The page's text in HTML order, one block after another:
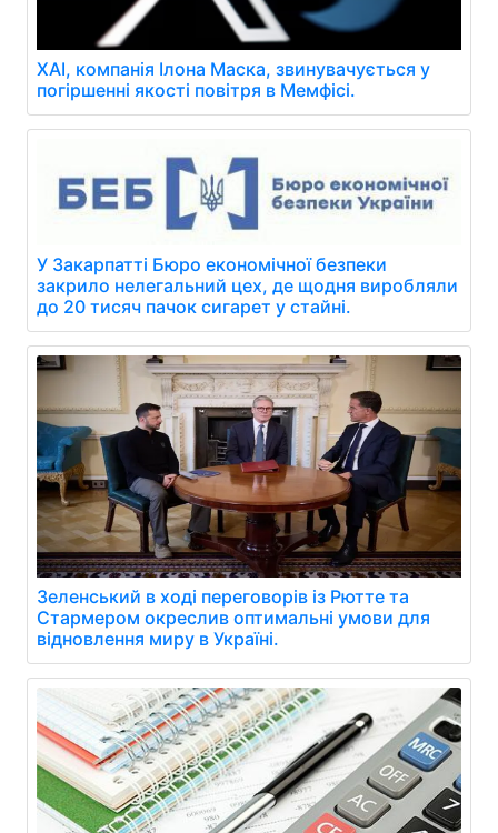
XAI, компанія Ілона Маска, звинувачується у
погіршенні якості повітря в Мемфісі.
У Закарпатті Бюро економічної безпеки
закрило нелегальний цех, де щодня виробляли
до 20 тисяч пачок сигарет у стайні.
Зеленський в ході переговорів із Рютте та
Стармером окреслив оптимальні умови для
відновлення миру в Україні.